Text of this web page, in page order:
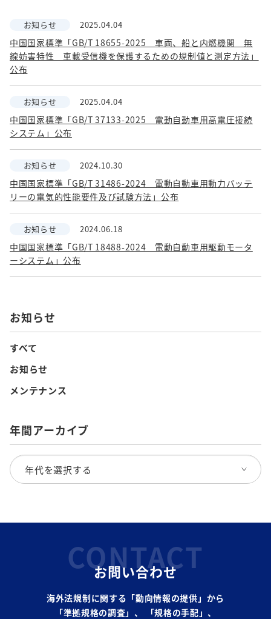
お知らせ 2025.04.04
中国国家標準「GB/T 18655-2025 車両、船と内燃機関 無
線妨害特性 車載受信機を保護するための規制値と測定方法」
公布
お知らせ 2025.04.04
中国国家標準「GB/T 37133-2025 電動自動車用高電圧接続
システム」公布
お知らせ 2024.10.30
中国国家標準「GB/T 31486-2024 電動自動車用動力バッテ
リーの電気的性能要件及び試験方法」公布
お知らせ 2024.06.18
中国国家標準「GB/T 18488-2024 電動自動車用駆動モータ
ーシステム」公布
お知らせ
すべて
お知らせ
メンテナンス
年間アーカイブ
CONTACT
お問い合わせ
海外法規制に関する「動向情報の提供」から
「準拠規格の調査」、
「規格の手配」、